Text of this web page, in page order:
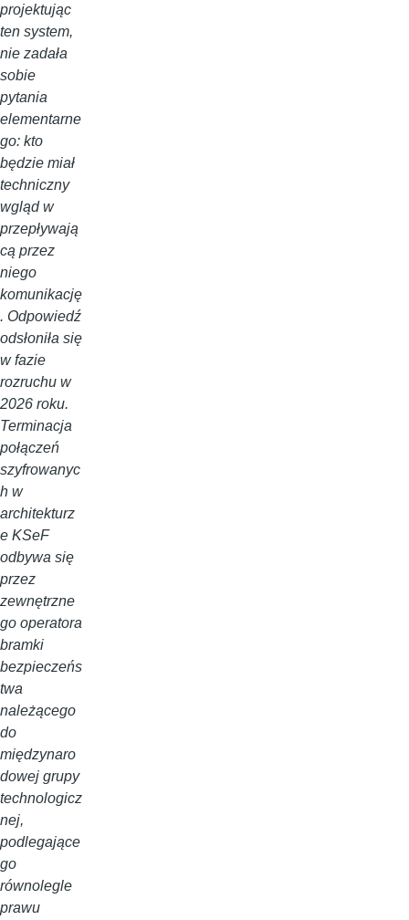
projektując
ten system,
nie zadała
sobie
pytania
elementarne
go: kto
będzie miał
techniczny
wgląd w
przepływają
cą przez
niego
komunikację
. Odpowiedź
odsłoniła się
w fazie
rozruchu w
2026 roku.
Terminacja
połączeń
szyfrowanyc
h w
architekturz
e KSeF
odbywa się
przez
zewnętrzne
go operatora
bramki
bezpieczeńs
twa
należącego
do
międzynaro
dowej grupy
technologicz
nej,
podlegające
go
równolegle
prawu